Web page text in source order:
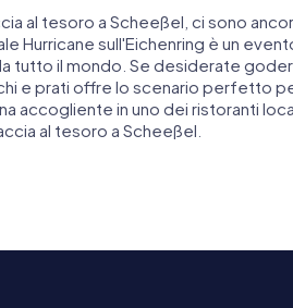
al tesoro a Scheeßel, ci sono
Hurricane sull'Eichenring è un
tutto il mondo. Se desiderate
e prati offre lo scenario perfetto
accogliente in uno dei ristoranti
al tesoro a Scheeßel.